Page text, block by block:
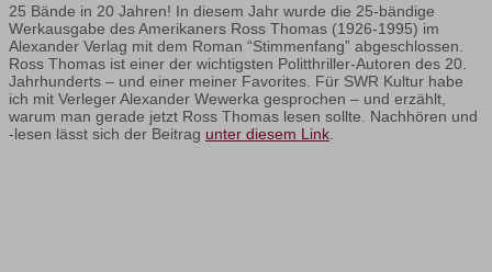
25 Bände in 20 Jahren! In diesem Jahr wurde die 25-bändige
Werkausgabe des Amerikaners Ross Thomas (1926-1995) im
Alexander Verlag mit dem Roman “Stimmenfang” abgeschlossen.
Ross Thomas ist einer der wichtigsten Politthriller-Autoren des 20.
Jahrhunderts – und einer meiner Favorites. Für SWR Kultur habe
ich mit Verleger Alexander Wewerka gesprochen – und erzählt,
warum man gerade jetzt Ross Thomas lesen sollte. Nachhören und
-lesen lässt sich der Beitrag unter diesem Link